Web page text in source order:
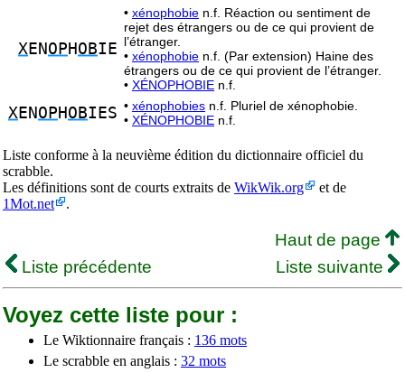
XEN OP H OBIE
• xénophobie n.f. Réaction ou sentiment de
rejet des étrangers ou de ce qui provient de
l’étranger.
• xénophobie n.f. (Par extension) Haine des
étrangers ou de ce qui provient de l’étranger.
• XÉNOPHOBIE n.f.
XEN OP H OBIES • xénophobies n.f. Pluriel de xénophobie.
• XÉNOPHOBIE n.f.
Liste conforme à la neuvième édition du dictionnaire officiel du
scrabble.
Les définitions sont de courts extraits de WikWik.org
et de
1Mot.net
.
Haut de page
Liste précédente
Liste suivante
Voyez cette liste pour :
Le Wiktionnaire français : 136 mots
Le scrabble en anglais : 32 mots